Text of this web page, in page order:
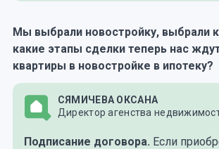
Мы выбрали новостройку, выбрали
какие этапы сделки теперь нас
квартиры в новостройке в ипотеку?
СЯМИЧЕВА ОКСАНА
Директор агенства
Подписание договора. Если